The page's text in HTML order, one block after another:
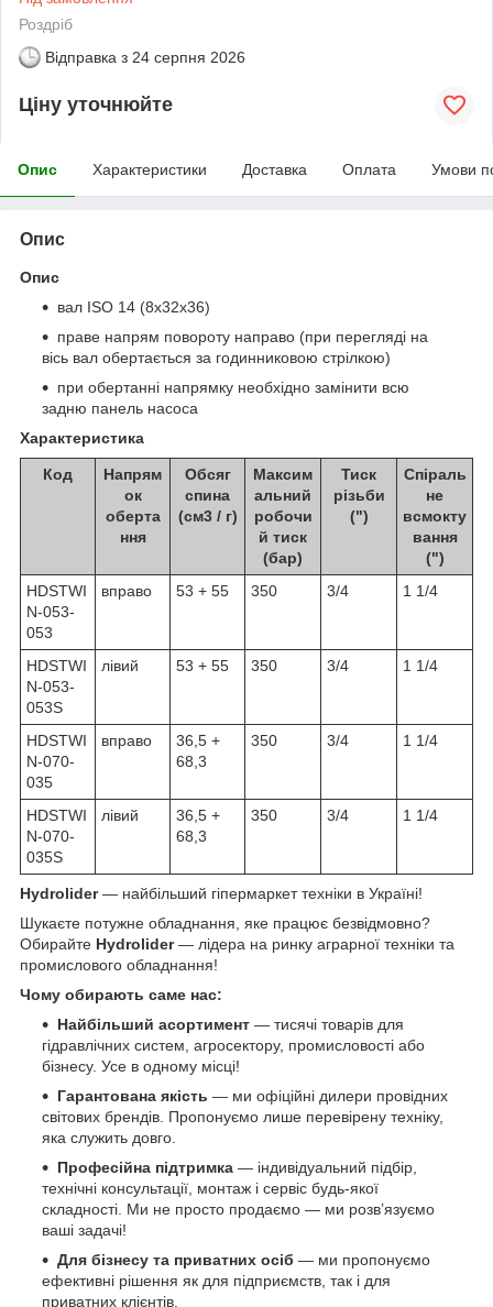
Роздріб
Відправка з 24 серпня 2026
Ціну уточнюйте
Опис Характеристики Доставка Оплата Умови
Опис
Опис
вал ISO 14 (8x32x36)
праве напрям повороту направо (при перегляді на
вісь вал обертається за годинниковою стрілкою)
при обертанні напрямку необхідно замінити всю
задню панель насоса
Характеристика
Код
Напрям
ок
оберта
ння
Обсяг
спина
(см3 / г)
Максим
альний
робочи
й тиск
(бар)
Тиск
різьби
(")
Спіраль
не
всмокту
вання
(")
HDSTWI
N-053-
053
вправо 53 + 55 350 3/4 1 1/4
HDSTWI
N-053-
053S
лівий 53 + 55 350 3/4 1 1/4
HDSTWI
N-070-
035
вправо
36,5 +
68,3
350 3/4 1 1/4
HDSTWI
N-070-
035S
лівий
36,5 +
68,3
350 3/4 1 1/4
Hydrolider— найбільший гіпермаркет техніки в Україні!
Шукаєте потужне обладнання, яке працює безвідмовно?
Обирайте Hydrolider— лідера на ринку аграрної техніки та
промислового обладнання!
Чому обирають саме нас:
Найбільший асортимент — тисячі товарів для
гідравлічних систем, агросектору, промисловості або
бізнесу. Усе в одному місці!
Гарантована якість — ми офіційні дилери провідних
світових брендів. Пропонуємо лише перевірену техніку,
яка служить довго.
Професійна підтримка — індивідуальний підбір,
технічні консультації, монтаж і сервіс будь-якої
складності. Ми не просто продаємо — ми розв’язуємо
ваші задачі!
Для бізнесу та приватних осіб — ми пропонуємо
ефективні рішення як для підприємств, так і для
приватних клієнтів.